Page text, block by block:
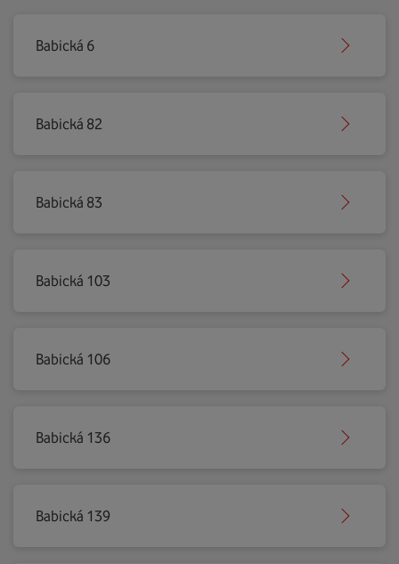
Babická 6
Babická 82
Babická 83
Babická 103
Babická 106
Babická 136
Babická 139